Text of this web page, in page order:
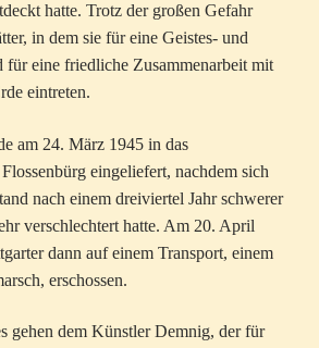
hatte. Trotz der großen Gefahr
in dem sie für eine Geistes- und
eine friedliche Zusammenarbeit mit
eintreten.
am 24. März 1945 in das
eingeliefert, nachdem sich
nach einem dreiviertel Jahr schwerer
verschlechtert hatte. Am 20. April
dann auf einem Transport, einem
erschossen.
gehen dem Künstler Demnig, der für